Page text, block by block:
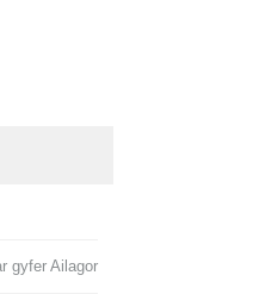
gyfer Ailagor